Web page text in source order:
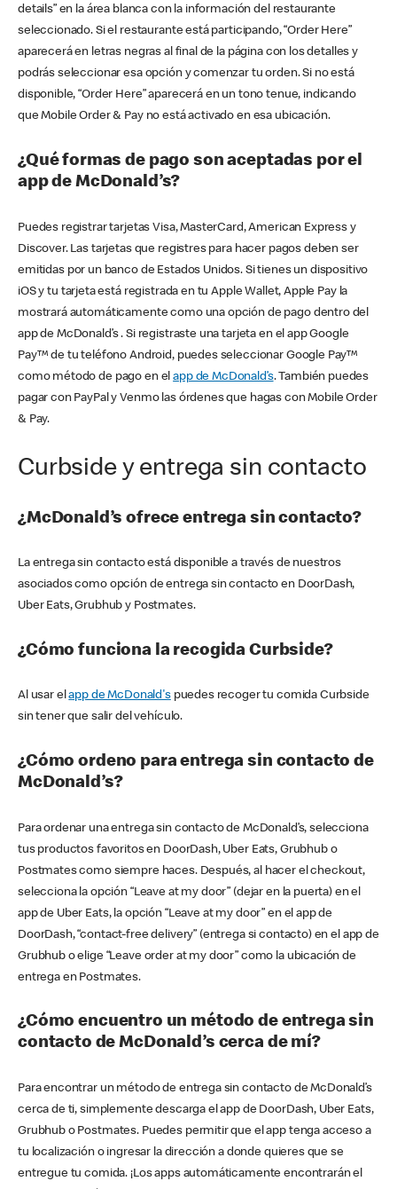
details” en la área blanca con la información del restaurante
seleccionado. Si el restaurante está participando, “Order Here”
aparecerá en letras negras al final de la página con los detalles y
podrás seleccionar esa opción y comenzar tu orden. Si no está
disponible, “Order Here” aparecerá en un tono tenue, indicando
que Mobile Order & Pay no está activado en esa ubicación.
¿Qué formas de pago son aceptadas por el
app de McDonald’s?
Puedes registrar tarjetas Visa, MasterCard, American Express y
Discover. Las tarjetas que registres para hacer pagos deben ser
emitidas por un banco de Estados Unidos. Si tienes un dispositivo
iOS y tu tarjeta está registrada en tu Apple Wallet, Apple Pay la
mostrará automáticamente como una opción de pago dentro del
app de McDonald’s . Si registraste una tarjeta en el app Google
Pay™ de tu teléfono Android, puedes seleccionar Google Pay™
como método de pago en elapp de McDonald’s. También puedes
pagar con PayPal y Venmo las órdenes que hagas con Mobile Order
& Pay.
Curbside y entrega sin contacto
¿McDonald’s ofrece entrega sin contacto?
La entrega sin contacto está disponible a través de nuestros
asociados como opción de entrega sin contacto en DoorDash,
Uber Eats, Grubhub y Postmates.
¿Cómo funciona la recogida Curbside?
Al usar elapp de McDonald'spuedes recoger tu comida Curbside
sin tener que salir del vehículo.
¿Cómo ordeno para entrega sin contacto de
McDonald’s?
Para ordenar una entrega sin contacto de McDonald’s, selecciona
tus productos favoritos en DoorDash, Uber Eats, Grubhub o
Postmates como siempre haces. Después, al hacer el checkout,
selecciona la opción “Leave at my door” (dejar en la puerta) en el
app de Uber Eats, la opción “Leave at my door” en el app de
DoorDash, “contact-free delivery” (entrega si contacto) en el app de
Grubhub o elige “Leave order at my door” como la ubicación de
entrega en Postmates.
¿Cómo encuentro un método de entrega sin
contacto de McDonald’s cerca de mí?
Para encontrar un método de entrega sin contacto de McDonald’s
cerca de ti, simplemente descarga el app de DoorDash, Uber Eats,
Grubhub o Postmates. Puedes permitir que el app tenga acceso a
tu localización o ingresar la dirección a donde quieres que se
entregue tu comida. ¡Los apps automáticamente encontrarán el